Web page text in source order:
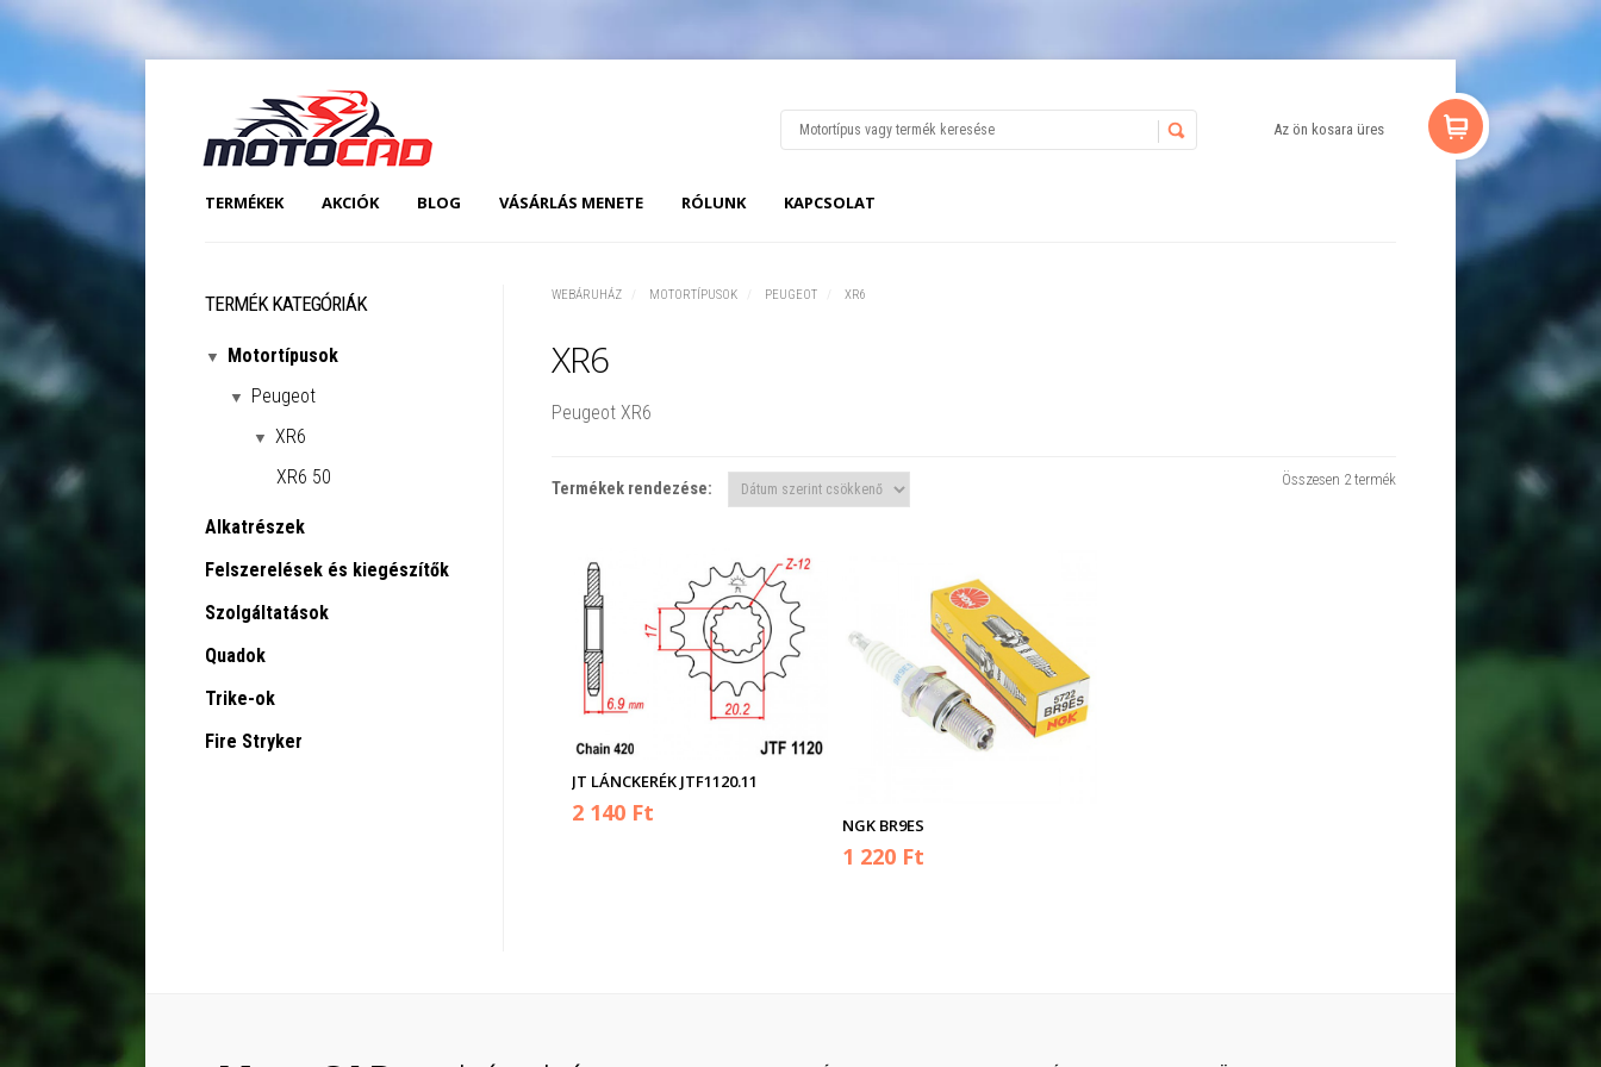
Az ön kosara üres
TERMÉKEK AKCIÓK BLOG VÁSÁRLÁS MENETE RÓLUNK KAPCSOLAT
WEBÁRUHÁZ MOTORTÍPUSOK PEUGEOT XR6
XR6
Peugeot XR6
Összesen 2 termék
Termékek rendezése:
JT LÁNCKERÉK JTF1120.11
2 140 Ft NGK BR9ES
1 220 Ft
TERMÉK KATEGÓRIÁK
Motortípusok
Peugeot
XR6
XR6 50
Alkatrészek
Felszerelések és kiegészítők
Szolgáltatások
Quadok
Trike-ok
Fire Stryker